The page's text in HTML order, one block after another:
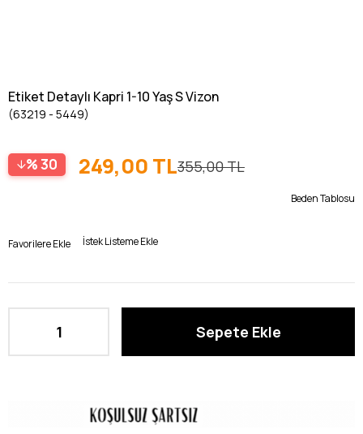
Etiket Detaylı Kapri 1-10 Yaş S Vizon
(63219 - 5449)
30 355,00 TL
249,00 TL
Beden Tablosu
Favorilere Ekle İstek Listeme Ekle